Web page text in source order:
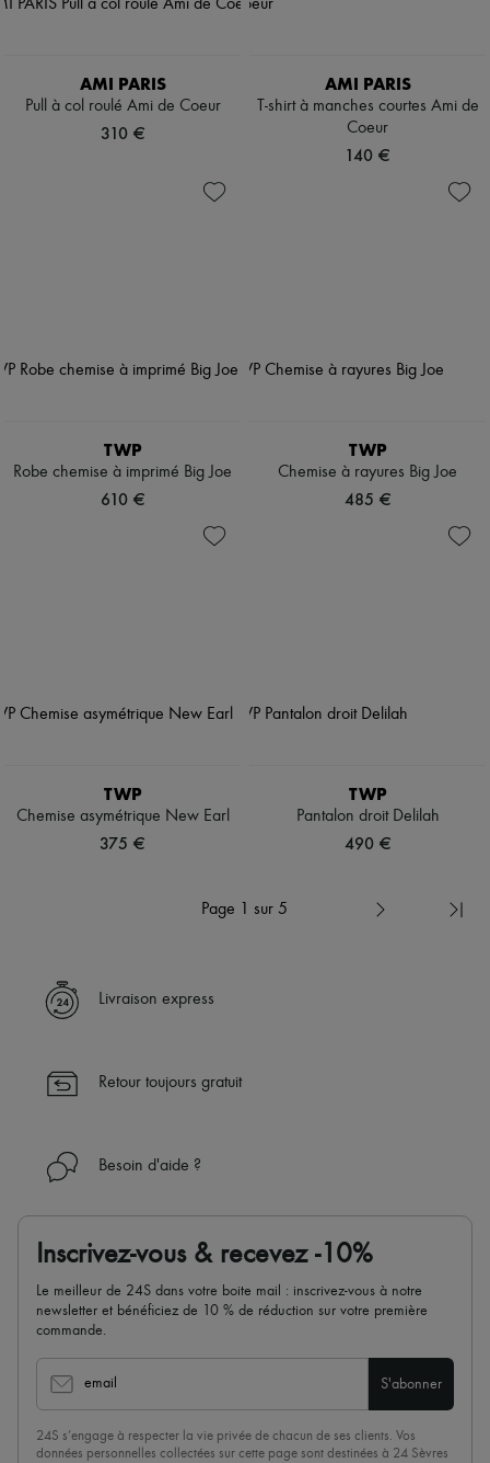
AMI PARIS
Pull à col roulé Ami de Coeur
310 €
AMI PARIS
T-shirt à manches courtes Ami de
Coeur
140 €
TWP
Robe chemise à imprimé Big Joe
610 €
TWP
Chemise à rayures Big Joe
485 €
TWP
Chemise asymétrique New Earl
375 €
TWP
Pantalon droit Delilah
490 €
Page 1 sur 5
Livraison express
Retour toujours gratuit
Besoin d'aide ?
Inscrivez-vous & recevez -10%
Le meilleur de 24S dans votre boite mail : inscrivez-vous à notre
newsletter et bénéficiez de 10 % de réduction sur votre première
commande.
email S'abonner
24S s’engage à respecter la vie privée de chacun de ses clients. Vos
données personnelles collectées sur cette page sont destinées à 24 Sèvres